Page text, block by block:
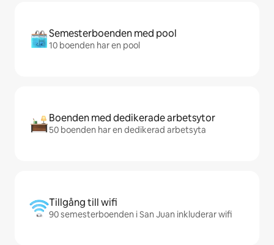
Semesterboenden med pool
10 boenden har en pool
Boenden med dedikerade arbetsytor
50 boenden har en dedikerad arbetsyta
Tillgång till wifi
90 semesterboenden i San Juan inkluderar wifi